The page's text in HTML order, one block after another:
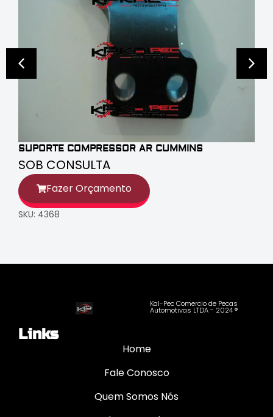
SUPORTE COMPRESSOR AR CUMMINS
SOB CONSULTA
Fazer Orçamento
SKU: 4368
Kal-Pec Comercio de Pecas
Automotivas LTDA - 2024 ®
Links
Home
Fale Conosco
Quem Somos Nós